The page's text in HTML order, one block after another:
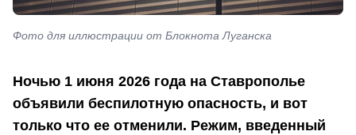
Фото для иллюстрации от Блокнота Луганска
Ночью 1 июня 2026 года на Ставрополье
объявили беспилотную опасность, и вот
только что ее отменили. Режим, введенный